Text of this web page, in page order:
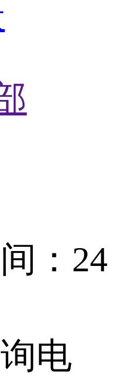
：24
电